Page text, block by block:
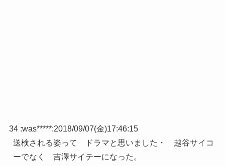
34 :was*****:2018/09/07(金)17:46:15
送検される姿って ドラマと思いました・ 越谷サイコ
ーでなく 吉澤サイテーになった。